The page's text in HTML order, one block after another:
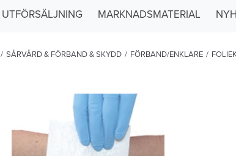
UTFÖRSÄLJNING MARKNADSMATERIAL
/ SÅRVÅRD & FÖRBAND & SKYDD / FÖRBAND/ENKLARE /